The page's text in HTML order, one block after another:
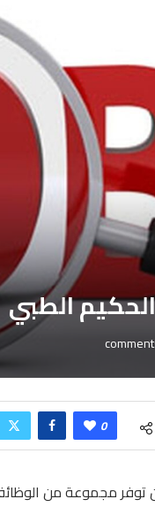
الطبي
0
توفر مجموعة من